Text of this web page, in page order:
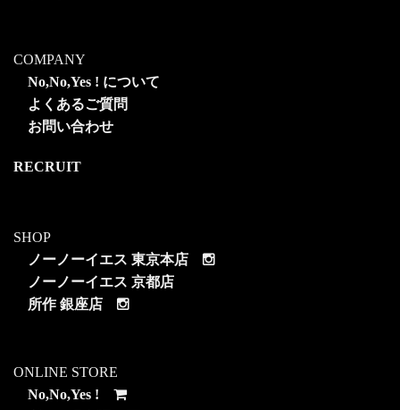
COMPANY
No,No,Yes ! について
よくあるご質問
お問い合わせ
RECRUIT
SHOP
ノーノーイエス 東京本店
ノーノーイエス 京都店
所作 銀座店
ONLINE STORE
No,No,Yes !